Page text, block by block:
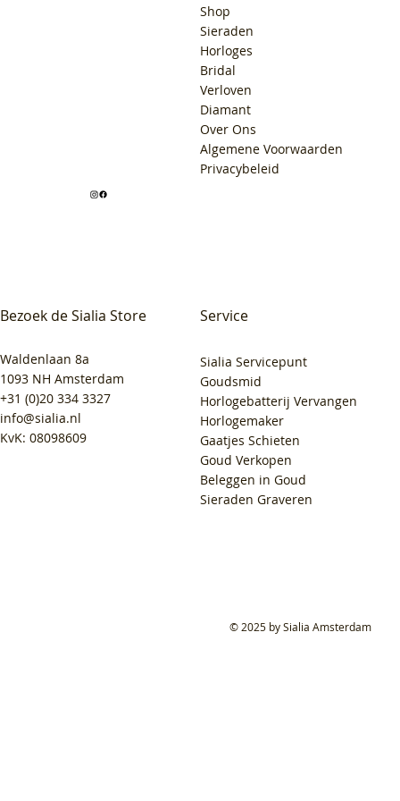
Bezoek de Sialia Store
Waldenlaan 8a
1093 NH Amsterdam
+31 (0)20 334 3327
info@sialia.nl
KvK: 08098609
Shop
Sieraden
Horloges
Bridal
Verloven
Diamant
Over Ons
Algemene Voorwaarden
Privacybeleid
Service
Sialia Servicepunt
Goudsmid
Horlogebatterij Vervangen
Horlogemaker
Gaatjes Schieten
Goud Verkopen
Beleggen in Goud
Sieraden Graveren
© 2025 by Sialia Amsterdam